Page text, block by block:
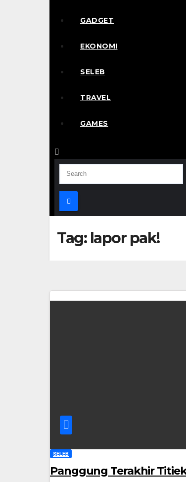
GADGET
EKONOMI
SELEB
TRAVEL
GAMES
Tag: lapor pak!
SELEB
Panggung Terakhir